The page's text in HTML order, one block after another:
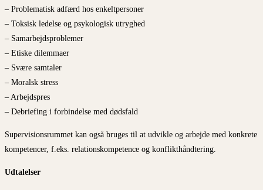
– Problematisk adfærd hos enkeltpersoner
– Toksisk ledelse og psykologisk utryghed
– Samarbejdsproblemer
– Etiske dilemmaer
– Svære samtaler
– Moralsk stress
– Arbejdspres
– Debriefing i forbindelse med dødsfald
Supervisionsrummet kan også bruges til at udvikle og arbejde med konkrete
kompetencer, f.eks. relationskompetence og konflikthåndtering.
Udtalelser